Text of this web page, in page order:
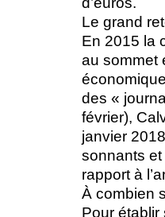
Le grand
En 2015 la
au sommet
des «
février),
janvier
sonnants
rapport à
À combien
Pour